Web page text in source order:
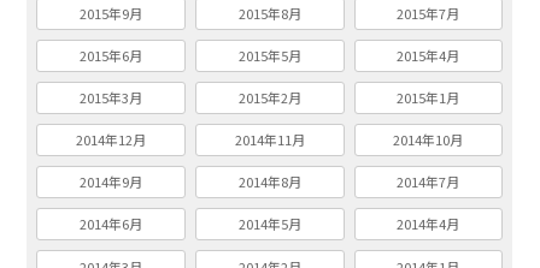
2015年9月 2015年8月 2015年7月
2015年6月 2015年5月 2015年4月
2015年3月 2015年2月 2015年1月
2014年12月 2014年11月 2014年10月
2014年9月 2014年8月 2014年7月
2014年6月 2014年5月 2014年4月